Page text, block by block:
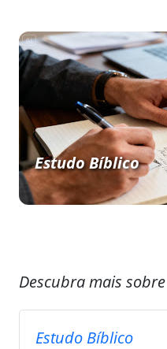
Estudo Bíblico
Descubra mais
Estudo Bíblico